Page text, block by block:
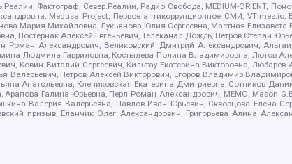
Фактограф, Север.Реалии, Радио Свобода, MEDIUM-ORIENT,
Medusa Project, Первое антикоррупционное СМИ, VTimes.io,
Мария Михайловна, Лукьянова Юлия Сергеевна, Маетная Елизавета
Постернак Алексей Евгеньевич, Телеканал Дождь, Петров Степан
Александрович, Великовский Дмитрий Александрович,
Людмила Гавриловна, Костылева Полина Владимировна, Лютов
Ковин Виталий Сергеевич, Кильтау Екатерина Викторовна,
Петров Алексей Викторович, Егоров Владимир
Анатольевна, Клепиковская Екатерина Дмитриевна, Сотников
Галина Юрьевна, Перл Роман Александрович, МЕМО, Mason
Валерия Валерьевна, Павлов Иван Юрьевич, Скворцова Елена
призыв, Еланчик Олег Александрович, Григорьева Алина